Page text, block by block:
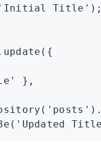
'Initial Title'
({
} ,
( 'posts' )
( 'Updated